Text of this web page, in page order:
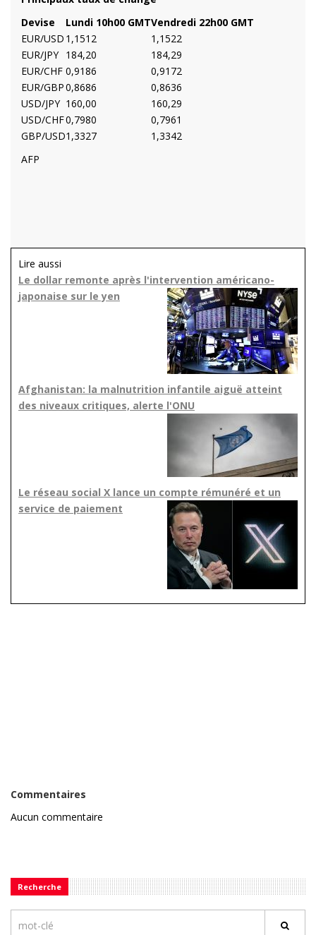
Devise
Lundi 10h00 GMTVendredi 22h00 GMT
EUR/USD 1,1512
1,1522
EUR/JPY 184,20
184,29
EUR/CHF 0,9186
0,9172
EUR/GBP0,8686
0,8636
USD/JPY 160,00
160,29
USD/CHF0,7980
0,7961
GBP/USD1,3327
1,3342
AFP
Lire aussi
Le dollar remonte après l'intervention américano-
japonaise sur le yen
Afghanistan: la malnutrition infantile aiguë atteint
des niveaux critiques, alerte l'ONU
Le réseau social X lance un compte rémunéré et un
service de paiement
Commentaires
Aucun commentaire
Recherche